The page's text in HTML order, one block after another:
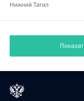
Нижний Тагил